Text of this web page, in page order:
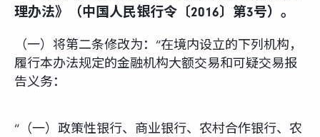
理办法》（中国人民银行令〔2016〕第3号）。
（一）将第二条修改为：“在境内设立的下列机构，
履行本办法规定的金融机构大额交易和可疑交易报
告义务：
“（一）政策性银行、商业银行、农村合作银行、农